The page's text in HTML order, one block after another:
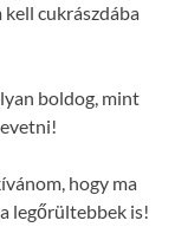
kell cukrászdába
boldog, mint
hogy ma
legőrültebbek is!